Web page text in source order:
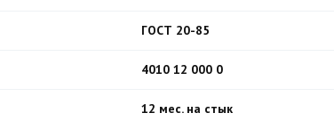
ГОСТ 20-85
4010 12 000 0
12 мес. на стык